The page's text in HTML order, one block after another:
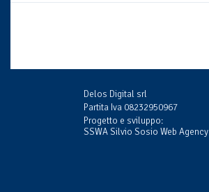
Delos Digital srl
Partita Iva 08232950967
Progetto e sviluppo:
SSWA Silvio Sosio Web Agency